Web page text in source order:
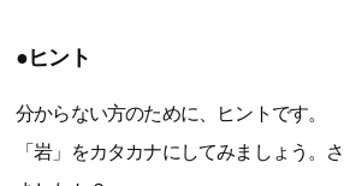
●ヒント
分からない方のために、ヒントです。
「岩」をカタカナにしてみましょう。